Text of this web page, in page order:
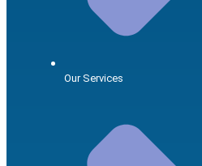
Our Services